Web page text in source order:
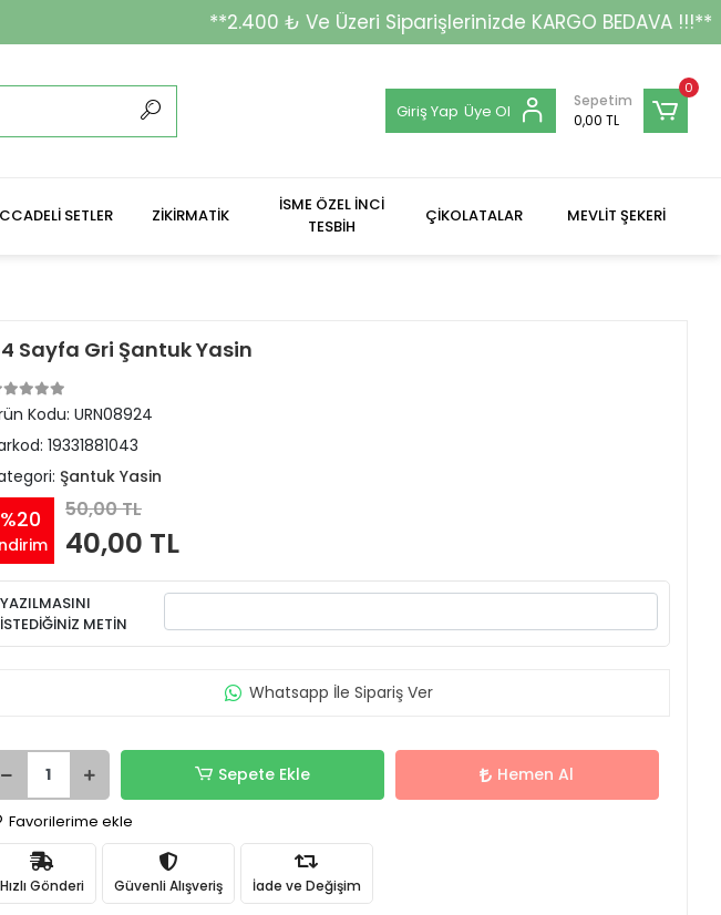
**2.400 ₺ Ve Üzeri Siparişlerinizde KARGO BEDAVA !!!**
Giriş Yap Üye Ol
0
Sepetim
0,00 TL
SETLER ZİKİRMATİK
İSME ÖZEL İNCİ
TESBİH
ÇİKOLATALAR MEVLİT ŞEKERİ
Sayfa Gri Şantuk Yasin
Kodu: URN08924
19331881043
Şantuk Yasin
%20 50,00 TL
40,00 TL
YAZILMASINI
İSTEDİĞİNİZ METİN
Whatsapp İle Sipariş Ver
Sepete Ekle Hemen Al
Favorilerime ekle
Hızlı Gönderi Güvenli Alışveriş İade ve Değişim